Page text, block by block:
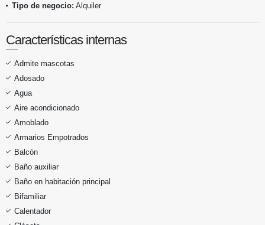
Tipo de negocio: Alquiler
Características internas
Admite mascotas
Adosado
Agua
Aire acondicionado
Amoblado
Armarios Empotrados
Balcón
Baño auxiliar
Baño en habitación principal
Bifamiliar
Calentador